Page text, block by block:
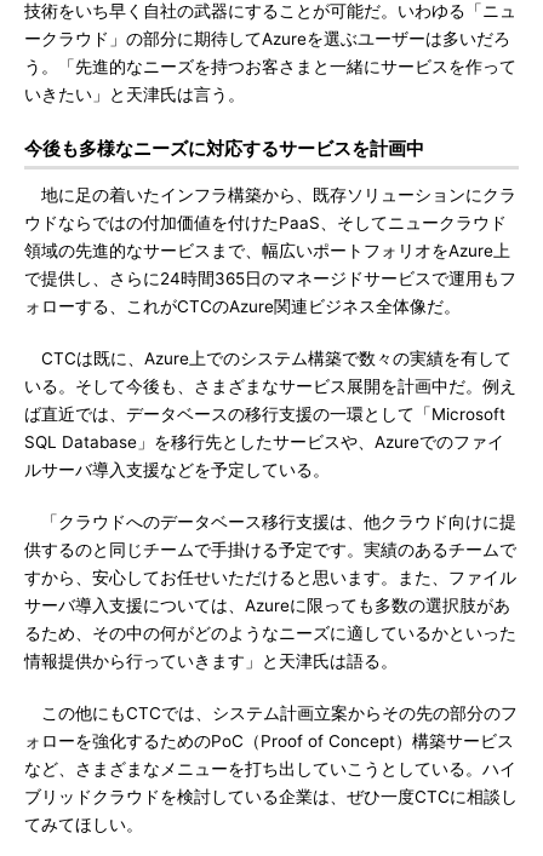
技術をいち早く自社の武器にすることが可能だ。いわゆる「ニュ
ークラウド」の部分に期待してAzureを選ぶユーザーは多いだろ
う。「先進的なニーズを持つお客さまと一緒にサービスを作って
いきたい」と天津氏は言う。
今後も多様なニーズに対応するサービスを計画中
地に足の着いたインフラ構築から、既存ソリューションにクラ
ウドならではの付加価値を付けたPaaS、そしてニュークラウド
領域の先進的なサービスまで、幅広いポートフォリオをAzure上
で提供し、さらに24時間365日のマネージドサービスで運用もフ
ォローする、これがCTCのAzure関連ビジネス全体像だ。
CTCは既に、Azure上でのシステム構築で数々の実績を有して
いる。そして今後も、さまざまなサービス展開を計画中だ。例え
ば直近では、データベースの移行支援の一環として「Microsoft
SQL Database」を移行先としたサービスや、Azureでのファイ
ルサーバ導入支援などを予定している。
「クラウドへのデータベース移行支援は、他クラウド向けに提
供するのと同じチームで手掛ける予定です。実績のあるチームで
すから、安心してお任せいただけると思います。また、ファイル
サーバ導入支援については、Azureに限っても多数の選択肢があ
るため、その中の何がどのようなニーズに適しているかといった
情報提供から行っていきます」と天津氏は語る。
この他にもCTCでは、システム計画立案からその先の部分のフ
ォローを強化するためのPoC（Proof of Concept）構築サービス
など、さまざまなメニューを打ち出していこうとしている。ハイ
ブリッドクラウドを検討している企業は、ぜひ一度CTCに相談し
てみてほしい。